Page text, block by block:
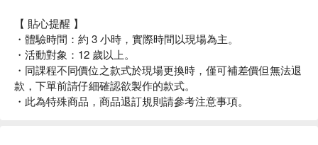
【 貼心提醒 】
・體驗時間：約 3 小時，實際時間以現場為主。
・活動對象：12 歲以上。
・同課程不同價位之款式於現場更換時，僅可補差價但無法退
款，下單前請仔細確認欲製作的款式。
・此為特殊商品，商品退訂規則請參考注意事項。